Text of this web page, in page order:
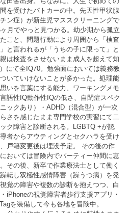
を受けたパトカーの中。先天性甲状腺
ン症）が新生児マススクリーニングで
月でやっと見つかる。幼少期から孤立
こと、問題行動により周囲から「検査
と言われるが「うちの子に限って」と
は検査をさせないまま成人を超えて知
にて全IQ70。勉強面においては義務教
いていけないことが多かった。処理能
いを言葉にする能力、ワーキングメモ
語性IQ動作性IQの低さ、自閉症スペク
ックあり）・ADHD（混合型）が一次
さを感じたまま専門学校の実習にて二
ク障害と診断される。LGBTQ +が認
者からアウティングとセクハラを受け
戸籍変更後は埋没予定。 その後の作
おいては冒険内でパーティー仲間に恵
その後、新卒で作業療法士として働く
転し双極性感情障害（躁うつ病）を発
覚の障害や複数の診断を抱えつつ、白
iPhoneの視覚障害者歩行支援アプリ・
を装備して今も各地を冒険中。